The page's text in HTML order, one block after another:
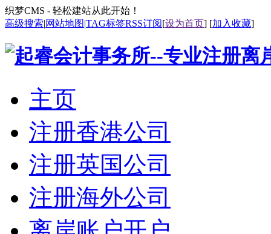
织梦CMS - 轻松建站从此开始！
高级搜索|网站地图|TAG标签RSS订阅[设为首页] [加入收藏]
主页
注册香港公司
注册英国公司
注册海外公司